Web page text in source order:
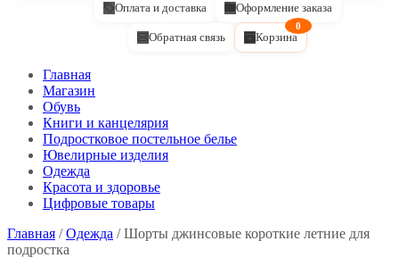
Оплата и доставка Оформление заказа
Обратная связь Корзина
0
Главная
Магазин
Обувь
Книги и канцелярия
Подростковое постельное белье
Ювелирные изделия
Одежда
Красота и здоровье
Цифровые товары
Главная /Одежда / Шорты джинсовые короткие летние для
подростка